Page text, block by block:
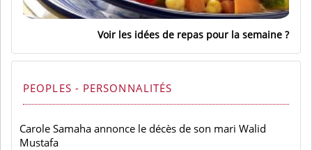
Voir les idées de repas pour la semaine
PEOPLES - PERSONNALITÉS
Carole Samaha annonce le décès de son mari Walid
Mustafa